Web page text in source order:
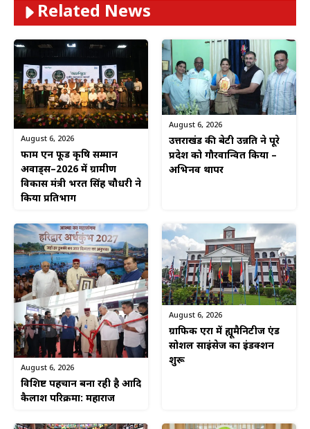
Related News
August 6, 2026
फार्म एन फूड कृषि सम्मान
अवार्ड्स–2026 में ग्रामीण
विकास मंत्री भरत सिंह चौधरी ने
किया प्रतिभाग
August 6, 2026
उत्तराखंड की बेटी उन्नति ने पूरे
प्रदेश को गौरवान्वित किया –
अभिनव थापर
August 6, 2026
विशिष्ट पहचान बना रही है आदि
कैलाश परिक्रमा: महाराज
August 6, 2026
ग्राफिक एरा में ह्यूमैनिटीज एंड
सोशल साइंसेज का इंडक्शन
शुरू